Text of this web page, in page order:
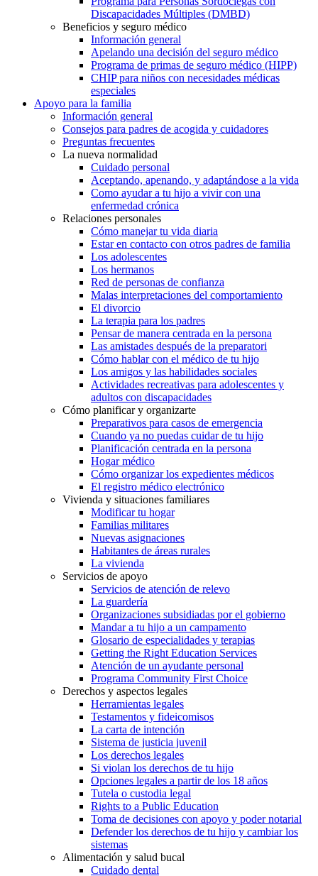
Discapacidades Múltiples (DMBD)
Beneficios y seguro médico
Información general
Apelando una decisión del seguro médico
Programa de primas de seguro médico (HIPP)
CHIP para niños con necesidades médicas
especiales
Apoyo para la familia
Información general
Consejos para padres de acogida y cuidadores
Preguntas frecuentes
La nueva normalidad
Cuidado personal
Aceptando, apenando, y adaptándose a la vida
Como ayudar a tu hijo a vivir con una
enfermedad crónica
Relaciones personales
Cómo manejar tu vida diaria
Estar en contacto con otros padres de familia
Los adolescentes
Los hermanos
Red de personas de confianza
Malas interpretaciones del comportamiento
El divorcio
La terapia para los padres
Pensar de manera centrada en la persona
Las amistades después de la preparatori
Cómo hablar con el médico de tu hijo
Los amigos y las habilidades sociales
Actividades recreativas para adolescentes y
adultos con discapacidades
Cómo planificar y organizarte
Preparativos para casos de emergencia
Cuando ya no puedas cuidar de tu hijo
Planificación centrada en la persona
Hogar médico
Cómo organizar los expedientes médicos
El registro médico electrónico
Vivienda y situaciones familiares
Modificar tu hogar
Familias militares
Nuevas asignaciones
Habitantes de áreas rurales
La vivienda
Servicios de apoyo
Servicios de atención de relevo
La guardería
Organizaciones subsidiadas por el gobierno
Mandar a tu hijo a un campamento
Glosario de especialidades y terapias
Getting the Right Education Services
Atención de un ayudante personal
Programa Community First Choice
Derechos y aspectos legales
Herramientas legales
Testamentos y fideicomisos
La carta de intención
Sistema de justicia juvenil
Los derechos legales
Si violan los derechos de tu hijo
Opciones legales a partir de los 18 años
Tutela o custodia legal
Rights to a Public Education
Toma de decisiones con apoyo y poder notarial
Defender los derechos de tu hijo y cambiar los
sistemas
Alimentación y salud bucal
Cuidado dental